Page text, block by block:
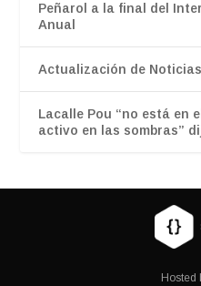
Peñarol a la final del
Anual
Actualización de
Lacalle Pou “no está en
activo en las sombras”
Hosted